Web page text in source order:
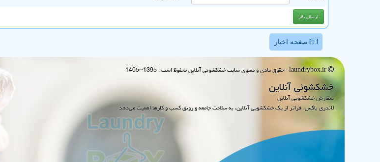
صفحه اخبار
laundrybox.ir - حقوق مادی و معنوی سایت خشكشوئی آنلاین محفوظ است : 1395~1405
خشكشوئی آنلاین
سفارش خشکشویی آنلاین
لاندری باکس، فراتر از یک خشکشویی آنلاین، به سلامت جامعه و رونق کسب و کارها اهمیت می‌دهد